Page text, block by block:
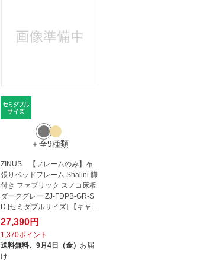
＋全9種類
ZINUS 【フレームのみ】布
張りベッドフレーム Shalini 脚
付き ファブリック スノコ床板
ダークグレー ZJ-FDPB-GR-S
D [セミダブルサイズ] 【キャ
ン...
27,390円
1,370ポイント
送料無料、 9月4日（金） お届
け